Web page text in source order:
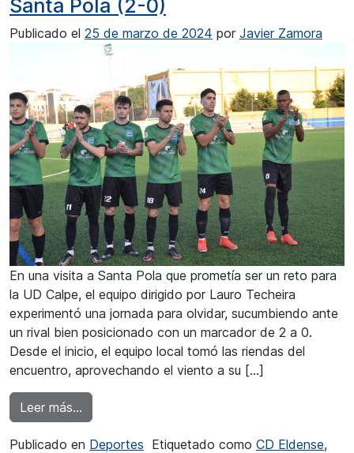
Santa Pola (2-0)
Publicado el 25 de marzo de 2024 por Javier Zamora
En una visita a Santa Pola que prometía ser un reto para
la UD Calpe, el equipo dirigido por Lauro Techeira
experimentó una jornada para olvidar, sucumbiendo ante
un rival bien posicionado con un marcador de 2 a 0.
Desde el inicio, el equipo local tomó las riendas del
encuentro, aprovechando el viento a su […]
Leer más…
Publicado en Deportes Etiquetado como CD Eldense,